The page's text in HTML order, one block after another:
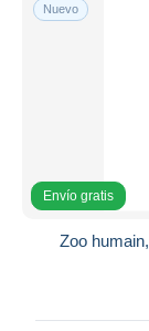
Nuevo
Envío gratis
Zoo